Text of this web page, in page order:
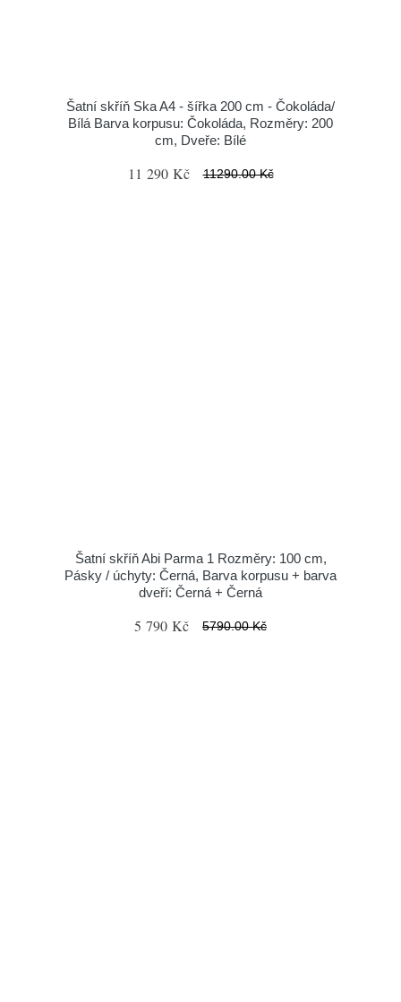
Šatní skříň Ska A4 - šířka 200 cm - Čokoláda/
Bílá Barva korpusu: Čokoláda, Rozměry: 200
cm, Dveře: Bílé
11 290 Kč 11290.00 Kč
Šatní skříň Abi Parma 1 Rozměry: 100 cm,
Pásky / úchyty: Černá, Barva korpusu + barva
dveří: Černá + Černá
5 790 Kč 5790.00 Kč